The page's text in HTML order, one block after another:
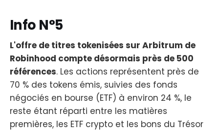
Info N°5
L'offre de titres tokenisées sur Arbitrum de
Robinhood compte désormais près de 500
références. Les actions représentent près de
70 % des tokens émis, suivies des fonds
négociés en bourse (ETF) à environ 24 %, le
reste étant réparti entre les matières
premières, les ETF crypto et les bons du Trésor